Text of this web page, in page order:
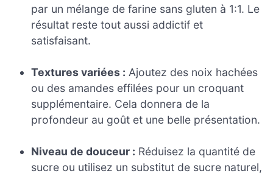
par un mélange de farine sans gluten à 1:1. Le
résultat reste tout aussi addictif et
satisfaisant.
Textures variées : Ajoutez des noix hachées
ou des amandes effilées pour un croquant
supplémentaire. Cela donnera de la
profondeur au goût et une belle présentation.
Niveau de douceur : Réduisez la quantité de
sucre ou utilisez un substitut de sucre naturel,